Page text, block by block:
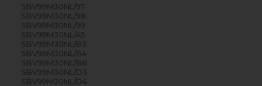
SBV99M30NL/97
SBV99M30NL/98
SBV99M30NL/99
SBV99M30NL/A5
SBV99M30NL/B3
SBV99M30NL/B4
SBV99M30NL/B6
SBV99M30NL/D3
SBV99M30NL/D4